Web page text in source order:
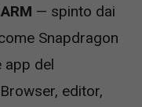
ARM — spinto dai
Snapdragon
app del
editor,